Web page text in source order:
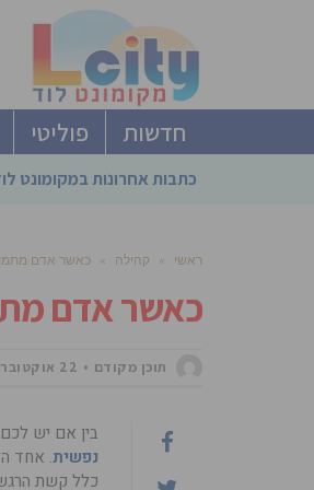
חדשות פוליטי
כתבות אחרונות במקומונט
ראשי » קהילה » כאשר אדם
כאשר אדם
תוכן מקודם 22 אוקטובר, 2024
בין אם יש
נפשית. אחד
כלל קשת